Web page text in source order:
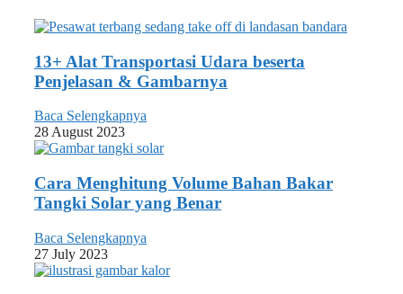
13+ Alat Transportasi Udara beserta
Penjelasan & Gambarnya
Baca Selengkapnya
28 August 2023
Cara Menghitung Volume Bahan Bakar
Tangki Solar yang Benar
Baca Selengkapnya
27 July 2023